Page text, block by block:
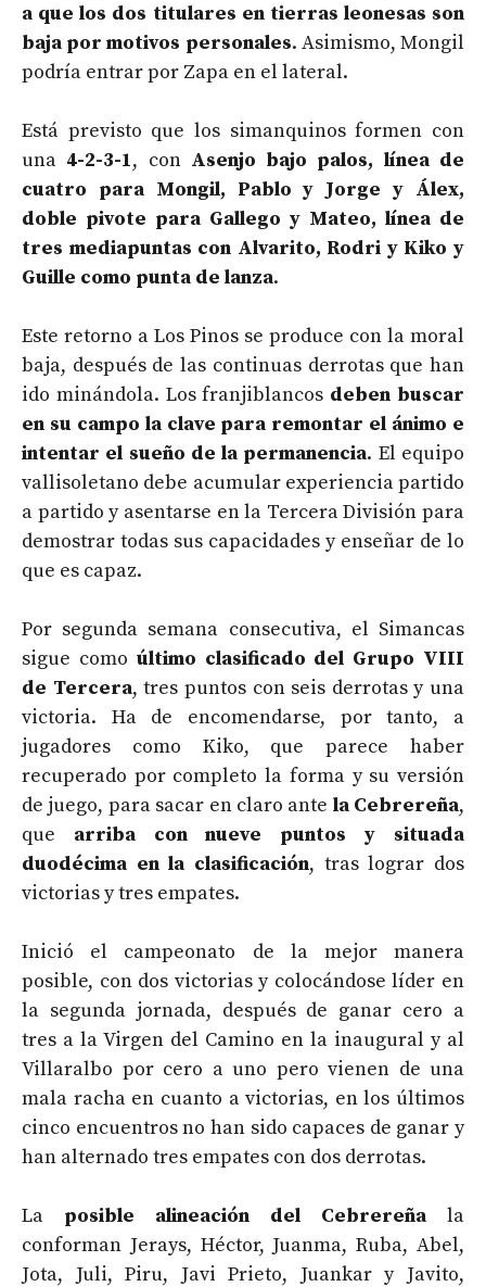
a que los dos titulares en tierras leonesas son
baja por motivos personales. Asimismo, Mongil
podría entrar por Zapa en el lateral.
Está previsto que los simanquinos formen con
una 4-2-3-1, con Asenjo bajo palos, línea de
cuatro para Mongil, Pablo y Jorge y Álex,
doble pivote para Gallego y Mateo, línea de
tres mediapuntas con Alvarito, Rodri y Kiko y
Guille como punta de lanza.
Este retorno a Los Pinos se produce con la moral
baja, después de las continuas derrotas que han
ido minándola. Los franjiblancos deben buscar
en su campo la clave para remontar el ánimo e
intentar el sueño de la permanencia. El equipo
vallisoletano debe acumular experiencia partido
a partido y asentarse en la Tercera División para
demostrar todas sus capacidades y enseñar de lo
que es capaz.
Por segunda semana consecutiva, el Simancas
sigue como último clasificado del Grupo VIII
de Tercera, tres puntos con seis derrotas y una
victoria. Ha de encomendarse, por tanto, a
jugadores como Kiko, que parece haber
recuperado por completo la forma y su versión
de juego, para sacar en claro ante la Cebrereña,
que arriba con nueve puntos y situada
duodécima en la clasificación, tras lograr dos
victorias y tres empates.
Inició el campeonato de la mejor manera
posible, con dos victorias y colocándose líder en
la segunda jornada, después de ganar cero a
tres a la Virgen del Camino en la inaugural y al
Villaralbo por cero a uno pero vienen de una
mala racha en cuanto a victorias, en los últimos
cinco encuentros no han sido capaces de ganar y
han alternado tres empates con dos derrotas.
La posible alineación del Cebrereña la
conforman Jerays, Héctor, Juanma, Ruba, Abel,
Jota, Juli, Piru, Javi Prieto, Juankar y Javito,